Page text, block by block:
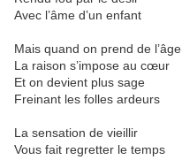
Avec l’âme d’un enfant
Mais quand on prend de l’âge
La raison s’impose au cœur
Et on devient plus sage
Freinant les folles ardeurs
La sensation de vieillir
Vous fait regretter le temps